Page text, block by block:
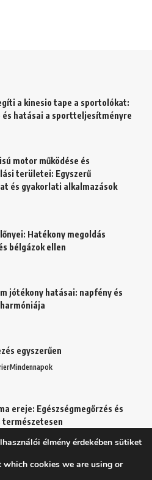
a kinesio tape a sportolókat:
és hatásai a sportteljesítményre
motor működése és
területei: Egyszerű
és gyakorlati alkalmazások
Hatékony megoldás
bélgázok ellen
jótékony hatásai: napfény és
egyszerűen
Mindennapok
ereje: Egészségmegőrzés és
természetesen
élmény érdekében sütiket
cookies we are using or